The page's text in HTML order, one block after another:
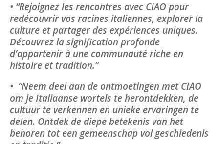
• “Rejoignez les rencontres avec CIAO pour
redécouvrir vos racines italiennes, explorer la
culture et partager des expériences uniques.
Découvrez la signification profonde
d’appartenir à une communauté riche en
histoire et tradition.”
• “Neem deel aan de ontmoetingen met CIAO
om je Italiaanse wortels te herontdekken, de
cultuur te verkennen en unieke ervaringen te
delen. Ontdek de diepe betekenis van het
behoren tot een gemeenschap vol geschiedenis